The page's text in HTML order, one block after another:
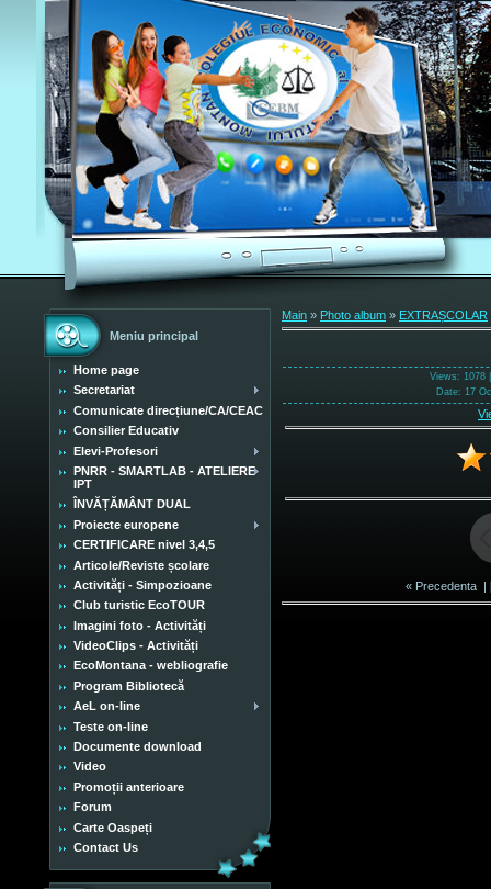
Meniu principal
Home page
Secretariat
Comunicate direcțiune/CA/CEAC
Consilier Educativ
Elevi-Profesori
PNRR - SMARTLAB - ATELIERE
IPT
ÎNVĂȚĂMÂNT DUAL
Proiecte europene
CERTIFICARE nivel 3,4,5
Articole/Reviste școlare
Activități - Simpozioane
Club turistic EcoTOUR
Imagini foto - Activități
VideoClips - Activități
EcoMontana - webliografie
Program Bibliotecă
AeL on-line
Teste on-line
Documente download
Video
Promoții anterioare
Forum
Carte Oaspeți
Contact Us
Main » Photo album » EXTRAȘCOLAR
Views: 1078
Date: 17
« Precedenta |